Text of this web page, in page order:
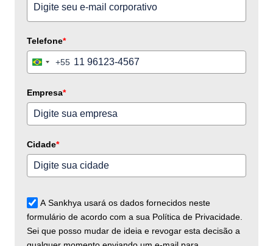
Telefone*
Brazil+55
Empresa*
Cidade*
A Sankhya usará os dados fornecidos neste
formulário de acordo com a sua Política de Privacidade.
Sei que posso mudar de ideia e revogar esta decisão a